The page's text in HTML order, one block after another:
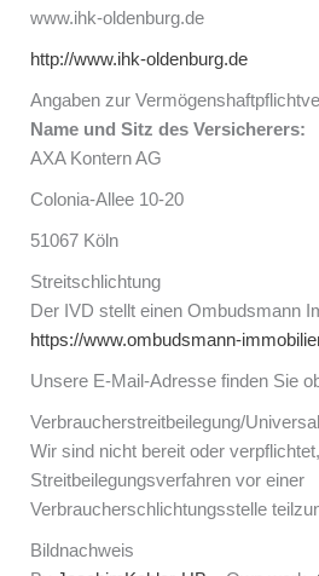
www.ihk-oldenburg.de
http://www.ihk-oldenburg.de
Angaben zur
Name und Sitz des Versicherers:
AXA Kontern AG
Colonia-Allee 10-20
51067 Köln
Streitschlichtung
Der IVD stellt einen Ombudsmann
https://www.ombudsmann-
Unsere E-Mail-Adresse finden Sie
Verbraucher­streit­beilegung/
Wir sind nicht bereit oder
Streitbeilegungsverfahren vor einer
Verbraucherschlichtungsstelle
Bildnachweis